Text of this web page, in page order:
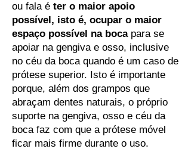
ou fala é ter o maior apoio
possível, isto é, ocupar o maior
espaço possível na bocapara se
apoiar na gengiva e osso, inclusive
no céu da boca quando é um caso de
prótese superior. Isto é importante
porque, além dos grampos que
abraçam dentes naturais, o próprio
suporte na gengiva, osso e céu da
boca faz com que a prótese móvel
ficar mais firme durante o uso.